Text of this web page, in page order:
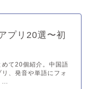
プリ20選〜初
て20個紹介。中国語
、発音や単語にフォ